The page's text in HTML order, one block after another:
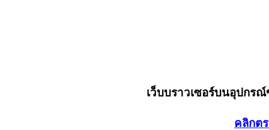
เว็บบราวเซอร์บนอุปกร
คลิกต